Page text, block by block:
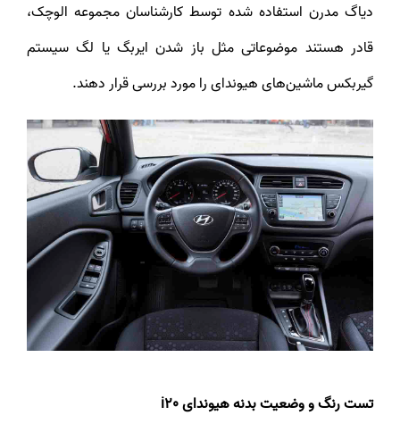
دیاگ مدرن استفاده شده توسط کارشناسان مجموعه الوچک،
قادر هستند موضوعاتی مثل باز شدن ایربگ یا لگ سیستم
گیربکس ماشین‌های هیوندای را مورد بررسی قرار دهند.
تست رنگ و وضعیت بدنه هیوندای i20